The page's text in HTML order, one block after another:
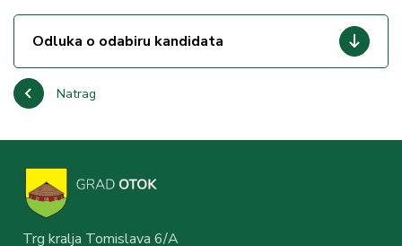
Natrag
Odluka o odabiru kandidata
Trg kralja Tomislava 6/A